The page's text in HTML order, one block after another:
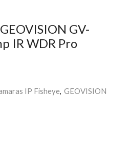
GV-
IR WDR Pro
IP Fisheye, GEOVISION